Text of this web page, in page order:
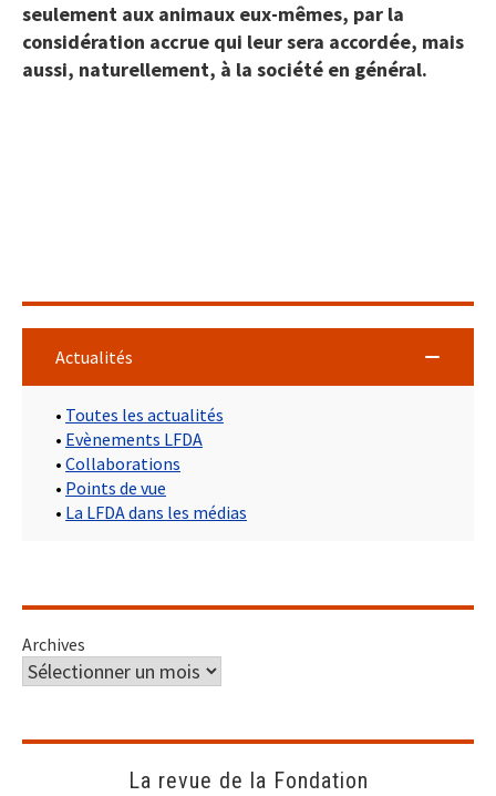
seulement aux animaux eux-mêmes, par la
considération accrue qui leur sera accordée, mais
aussi, naturellement, à la société en général.
Actualités
• Toutes les actualités
• Evènements LFDA
• Collaborations
• Points de vue
• La LFDA dans les médias
Archives
La revue de la Fondation